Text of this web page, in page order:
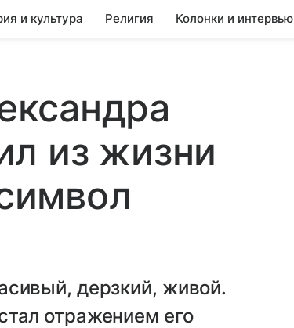
и культура Религия Колонки и интервью
из жизни
дерзкий, живой.
отражением его